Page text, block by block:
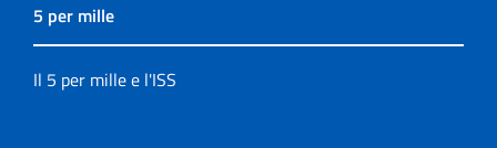
5 per mille
Il 5 per mille e l'ISS